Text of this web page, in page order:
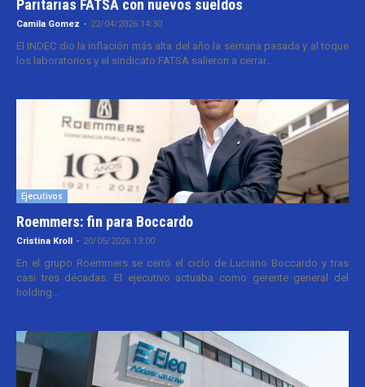
Paritarias FATSA con nuevos sueldos
Camila Gomez - 22/04/2026 14:30
El INDEC dio la inflación más alta del año la semana pasada y al toque
los laboratorios y el sindicato FATSA salieron a cerrar...
Ejecutivos
Roemmers: fin para Boccardo
Cristina Kroll - 20/05/2026 13:00
En el grupo Roemmers se cerró el ciclo de Luciano Boccardo y tras
casi tres décadas. El ejecutivo actuaba como gerente general del
holding...